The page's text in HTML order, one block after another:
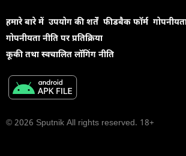
हमारे बारे में उपयोग की शर्तें फीडबैक फॉर्म
गोपनीयता नीति पर प्रतिक्रिया
कूकी तथा स्वचालित लॉगिंग नीति
© 2026 Sputnik All rights reserved. 18+